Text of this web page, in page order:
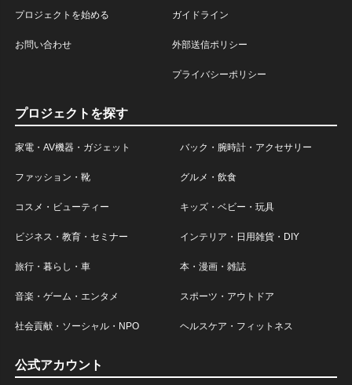
プロジェクトを始める
お問い合わせ
ガイドライン
外部送信ポリシー
プライバシーポリシー
プロジェクトを探す
家電・AV機器・ガジェット バック・腕時計・アクセサリー
ファッション・靴 グルメ・飲食
コスメ・ビューティー キッズ・ベビー・玩具
ビジネス・教育・セミナー インテリア・日用雑貨・DIY
旅行・暮らし・車 本・漫画・雑誌
音楽・ゲーム・エンタメ スポーツ・アウトドア
社会貢献・ソーシャル・NPO ヘルスケア・フィットネス
公式アカウント